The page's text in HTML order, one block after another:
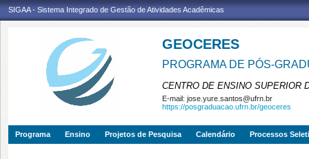
SIGAA - Sistema Integrado de Gestão de Atividades Acadêmicas
GEOCERES
PROGRAMA DE PÓS-
CENTRO DE ENSINO SUPERIOR
E-mail: jose.yure.santos@ufrn.br
https://posgraduacao.ufrn.br/geoceres
Programa Ensino Projetos de Pesquisa Calendário Processos